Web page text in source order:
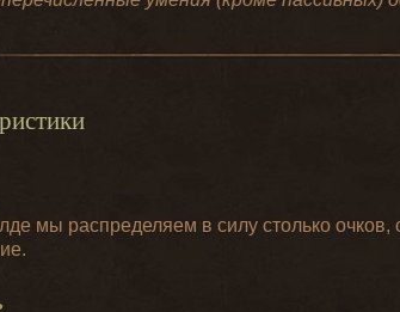
мы распределяем в силу столько